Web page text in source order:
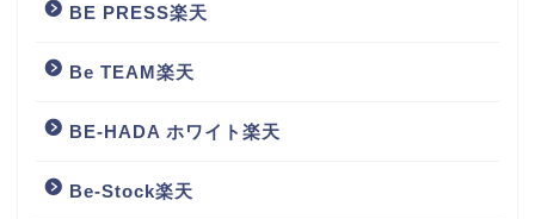
BE PRESS楽天
Be TEAM楽天
BE-HADA ホワイト楽天
Be-Stock楽天